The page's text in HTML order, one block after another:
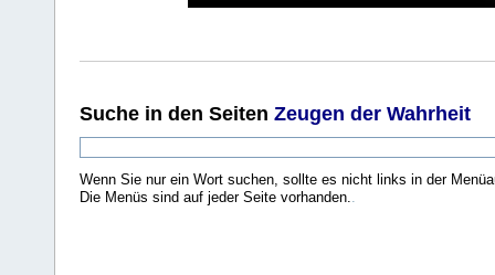
Suche in den Seiten Zeugen der Wahrheit
Wenn Sie nur ein Wort suchen, sollte es nicht links in der
Die Menüs sind auf jeder Seite vorhanden..